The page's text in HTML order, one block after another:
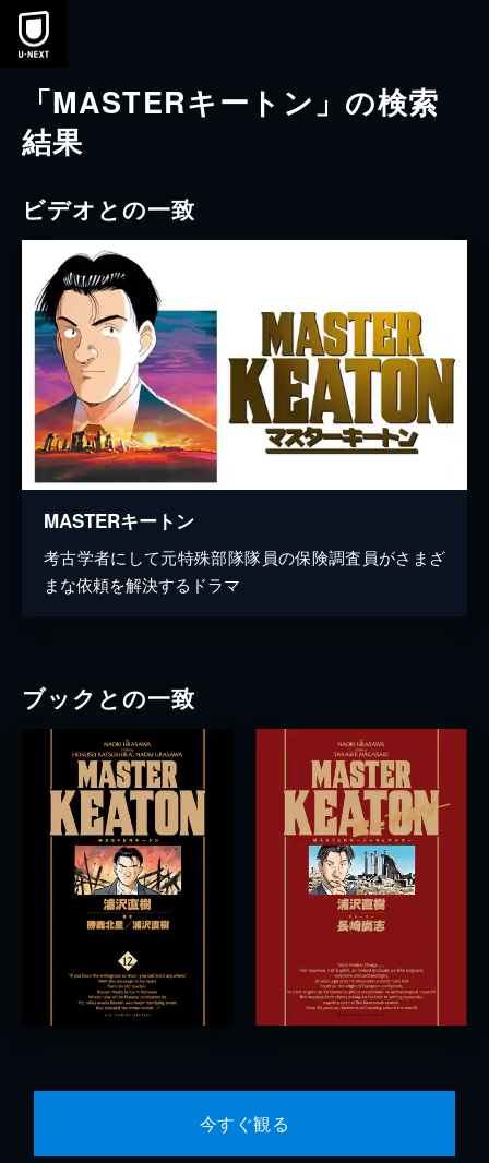
本文へスキップ
「MASTERキートン」の検索
結果
ビデオとの一致
MASTERキートン
考古学者にして元特殊部隊隊員の保険調査員がさまざ
まな依頼を解決するドラマ
ブックとの一致
今すぐ観る